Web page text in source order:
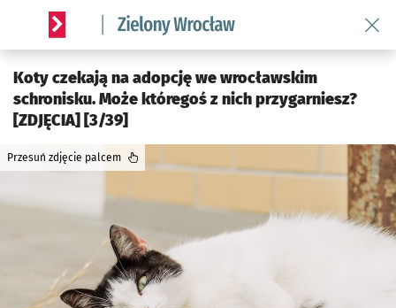
Serwis informacyjny wroclaw.pl podserwis: Środowisko we
Koty czekają na adopcję we wrocławskim
schronisku. Może któregoś z nich przygarniesz?
[ZDJĘCIA] [3/39]
Przesuń zdjęcie palcem